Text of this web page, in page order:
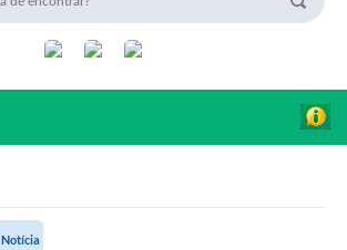
Notícia